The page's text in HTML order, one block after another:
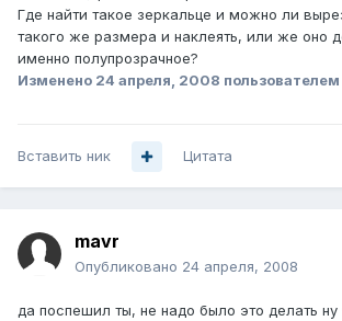
Где найти такое зеркальце и можно ли
такого же размера и наклеять, или же оно
именно полупрозрачное?
Изменено 24 апреля, 2008
Вставить ник Цитата
mavr
Опубликовано 24 апреля, 2008
да поспешил ты, не надо было это делать ну